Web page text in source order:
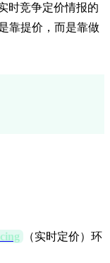
时竞争定价情报的
靠提价，而是靠做
（实时定价）环